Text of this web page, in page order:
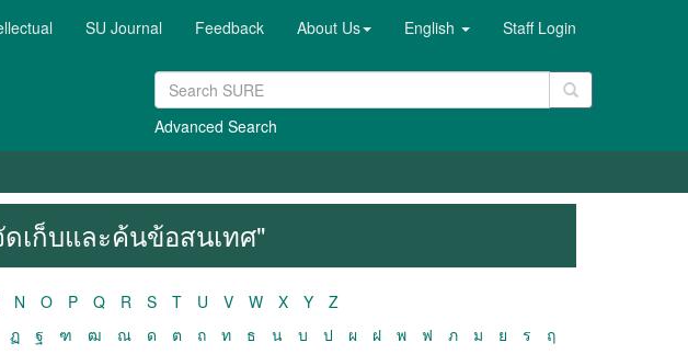
SU Journal Feedback About Us English Staff Login
Advanced Search
ดเก็บและค้นข้อสนเทศ"
N O P Q R S T U V W X Y
Z
ฏ ฐ ฑ ฒ ณ ด ต ถ ท ธ น บ ป ผ ฝ พ ฟ ภ ม ย ร
ฤ